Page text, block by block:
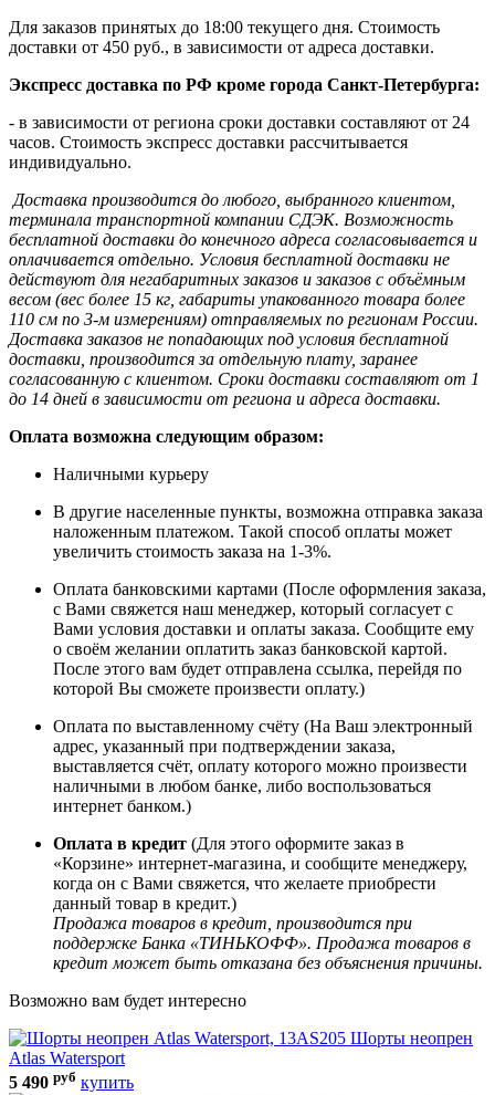
Для заказов принятых до 18:00 текущего дня. Стоимость
доставки от 450 руб., в зависимости от адреса доставки.
Экспресс доставка по РФ кроме города Санкт-Петербурга:
- в зависимости от региона сроки доставки составляют от 24
часов. Стоимость экспресс доставки рассчитывается
индивидуально.
Доставка производится до любого, выбранного клиентом,
терминала транспортной компании СДЭК. Возможность
бесплатной доставки до конечного адреса согласовывается и
оплачивается отдельно. Условия бесплатной доставки не
действуют для негабаритных заказов и заказов с объёмным
весом (вес более 15 кг, габариты упакованного товара более
110 см по 3-м измерениям) отправляемых по регионам России.
Доставка заказов не попадающих под условия бесплатной
доставки, производится за отдельную плату, заранее
согласованную с клиентом. Сроки доставки составляют от 1
до 14 дней в зависимости от региона и адреса доставки.
Оплата возможна следующим образом:
Наличными курьеру
В другие населенные пункты, возможна отправка заказа
наложенным платежом. Такой способ оплаты может
увеличить стоимость заказа на 1-3%.
Оплата банковскими картами (После оформления заказа,
с Вами свяжется наш менеджер, который согласует с
Вами условия доставки и оплаты заказа. Сообщите ему
о своём желании оплатить заказ банковской картой.
После этого вам будет отправлена ссылка, перейдя по
которой Вы сможете произвести оплату.)
Оплата по выставленному счёту (На Ваш электронный
адрес, указанный при подтверждении заказа,
выставляется счёт, оплату которого можно произвести
наличными в любом банке, либо воспользоваться
интернет банком.)
Оплата в кредит (Для этого оформите заказ в
«Корзине» интернет-магазина, и сообщите менеджеру,
когда он с Вами свяжется, что желаете приобрести
данный товар в кредит.)
Продажа товаров в кредит, производится при
поддержке Банка «ТИНЬКОФФ». Продажа товаров в
кредит может быть отказана без объяснения причины.
Возможно вам будет интересно
Шорты неопрен
Atlas Watersport
5 490 руб купить